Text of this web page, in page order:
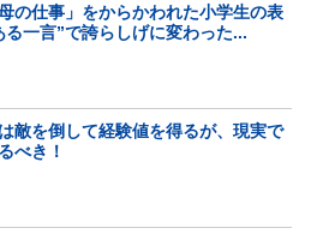
の仕事」をからかわれた小学生の表
る一言”で誇らしげに変わった...
敵を倒して経験値を得るが、現実で
べき！